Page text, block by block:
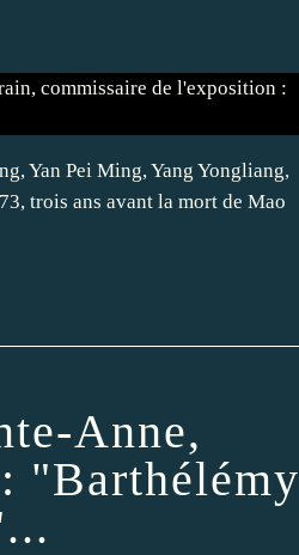
Yan Pei Ming, Yang Yongliang,
trois ans avant la mort de Mao
Anne,
"Barthélémy